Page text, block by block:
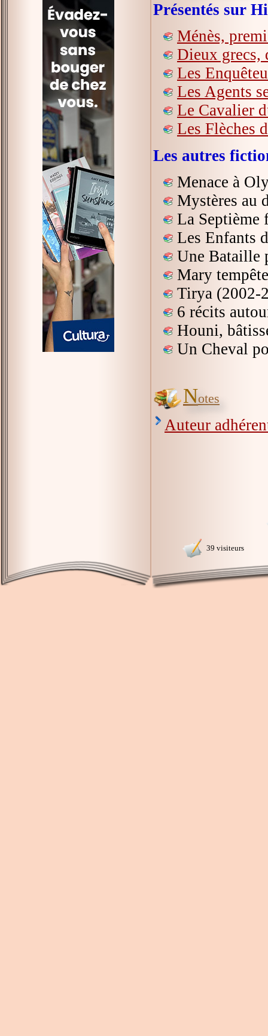
Présentés sur
Ménès,
Dieux grecs,
Les
Les Agents
Le Cavalier
Les Flèches
Les autres
Menace à
Mystères au
La Septième
Les Enfants
Une Bataille
Mary
Tirya (2002-
6 récits
Houni,
Un Cheval
Notes
Auteur
39 visiteurs